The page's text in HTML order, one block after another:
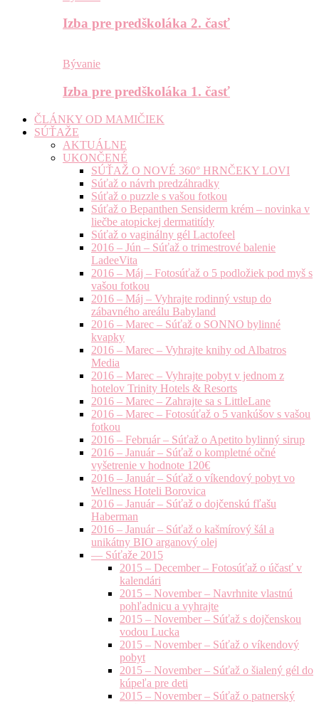
Izba pre predškoláka 2. časť
Bývanie
Izba pre predškoláka 1. časť
ČLÁNKY OD MAMIČIEK
SÚŤAŽE
AKTUÁLNE
UKONČENÉ
SÚŤAŽ O NOVÉ 360° HRNČEKY LOVI
Súťaž o návrh predzáhradky
Súťaž o puzzle s vašou fotkou
Súťaž o Bepanthen Sensiderm krém – novinka v
liečbe atopickej dermatitídy
Súťaž o vaginálny gél Lactofeel
2016 – Jún – Súťaž o trimestrové balenie
LadeeVita
2016 – Máj – Fotosúťaž o 5 podložiek pod myš s
vašou fotkou
2016 – Máj – Vyhrajte rodinný vstup do
zábavného areálu Babyland
2016 – Marec – Súťaž o SONNO bylinné
kvapky
2016 – Marec – Vyhrajte knihy od Albatros
Media
2016 – Marec – Vyhrajte pobyt v jednom z
hotelov Trinity Hotels & Resorts
2016 – Marec – Zahrajte sa s LittleLane
2016 – Marec – Fotosúťaž o 5 vankúšov s vašou
fotkou
2016 – Február – Súťaž o Apetito bylinný sirup
2016 – Január – Súťaž o kompletné očné
vyšetrenie v hodnote 120€
2016 – Január – Súťaž o víkendový pobyt vo
Wellness Hoteli Borovica
2016 – Január – Súťaž o dojčenskú fľašu
Haberman
2016 – Január – Súťaž o kašmírový šál a
unikátny BIO arganový olej
— Súťaže 2015
2015 – December – Fotosúťaž o účasť v
kalendári
2015 – November – Navrhnite vlastnú
pohľadnicu a vyhrajte
2015 – November – Súťaž s dojčenskou
vodou Lucka
2015 – November – Súťaž o víkendový
pobyt
2015 – November – Súťaž o šialený gél do
kúpeľa pre deti
2015 – November – Súťaž o patnerský